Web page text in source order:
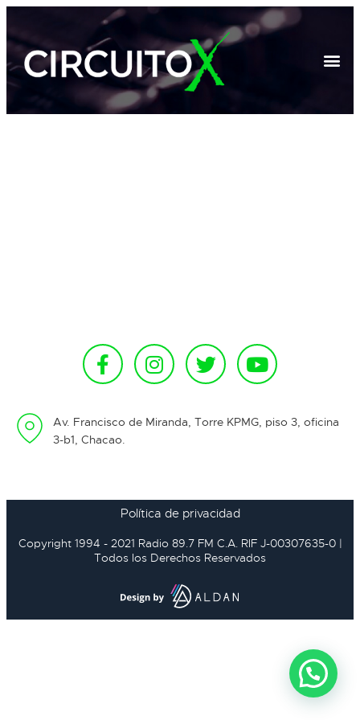
Av. Francisco de Miranda, Torre KPMG, piso 3, oficina
3-b1, Chacao.
Política de privacidad
Copyright 1994 - 2021 Radio 89.7 FM C.A. RIF J-00307635-0 |
Todos los Derechos Reservados